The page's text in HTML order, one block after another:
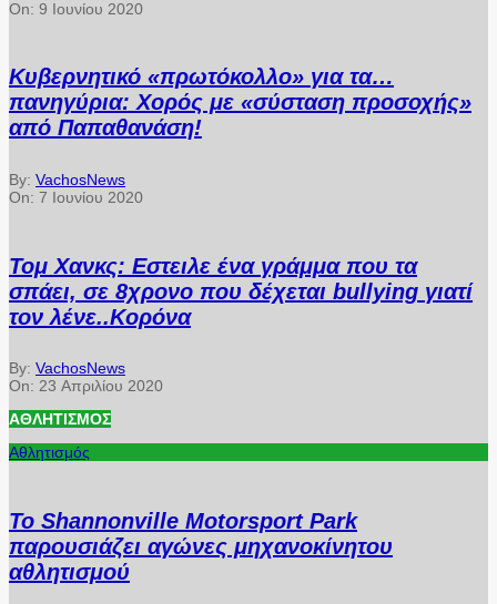
On: 9 Ιουνίου 2020
Κυβερνητικό «πρωτόκολλο» για τα…
πανηγύρια: Χορός με «σύσταση προσοχής»
από Παπαθανάση!
By: VachosNews
On: 7 Ιουνίου 2020
Τομ Χανκς: Εστειλε ένα γράμμα που τα
σπάει, σε 8χρονο που δέχεται bullying γιατί
τον λένε..Κορόνα
By: VachosNews
On: 23 Απριλίου 2020
ΑΘΛΗΤΙΣΜΌΣ
Αθλητισμός
Το Shannonville Motorsport Park
παρουσιάζει αγώνες μηχανοκίνητου
αθλητισμού